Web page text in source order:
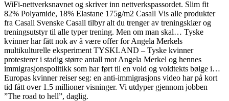
WiFi-nettverksnavnet og skriver inn nettverkspassordet. Slim fit
82% Polyamide, 18% Elastane 175g/m2 Casall Vis alle produkter
fra Casall Svenske Casall tilbyr alt du trenger av treningsklær og
treningsutstyr til alle typer trening. Men om man skal… Tyske
kvinner har fått nok av å være offer for Angela Merkels
multikulturelle eksperiment TYSKLAND – Tyske kvinner
protesterer i stadig større antall mot Angela Merkel og hennes
immigrasjonspolitikk som har ført til en vold og voldtekts bølge i…
Europas kvinner reiser seg: en anti-immigrasjons video har på kort
tid fått over 1.5 millioner visninger. Vi utdyper gjennom jobben
”The road to hell”, daglig.